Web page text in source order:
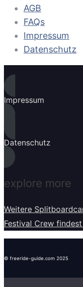
AGB
FAQs
Impressum
Datenschutz
Impressum
Datenschutz
explore more
Weitere
Festival Crew findest
© freeride-guide.com 2025